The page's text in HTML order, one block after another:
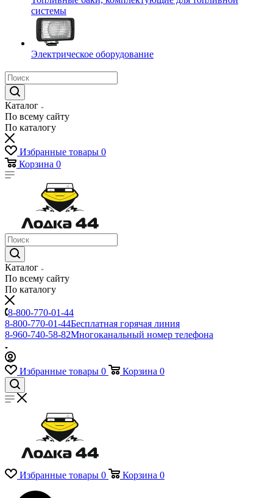
системы
Электрическое оборудование
Каталог
По всему сайту
По каталогу
Избранные товары 0
Корзина 0
Каталог
По всему сайту
По каталогу
8-800-770-01-44
8-800-770-01-44Бесплатная горячая линия
8-960-740-58-82Многоканальный номер телефона
Избранные товары 0 Корзина 0
Избранные товары 0 Корзина 0